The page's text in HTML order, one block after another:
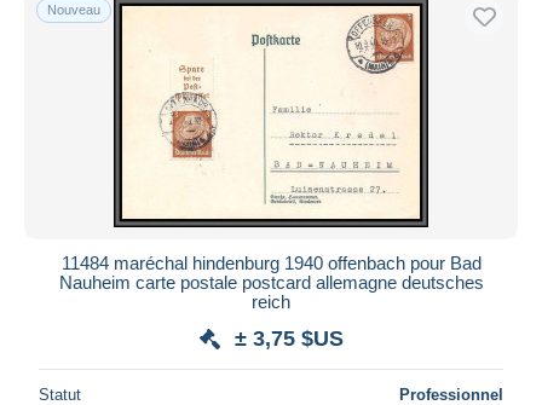
Nouveau
11484 maréchal hindenburg 1940 offenbach pour Bad
Nauheim carte postale postcard allemagne deutsches
reich
± 3,75 $US
Statut Professionnel